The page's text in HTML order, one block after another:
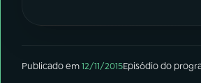
Publicado em12/11/2015Episódiodo